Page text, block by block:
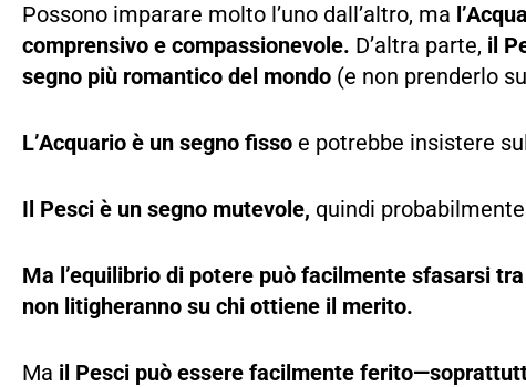
Possono imparare molto l’uno dall’altro, ma
comprensivo e compassionevole. D’altra parte, il
segno più romantico del mondo (e non prenderlo
L’Acquario è un segno fisso e potrebbe insistere
Il Pesci è un segno mutevole, quindi
Ma l’equilibrio di potere può facilmente sfasarsi
non litigheranno su chi ottiene il merito.
Ma il Pesci può essere facilmente